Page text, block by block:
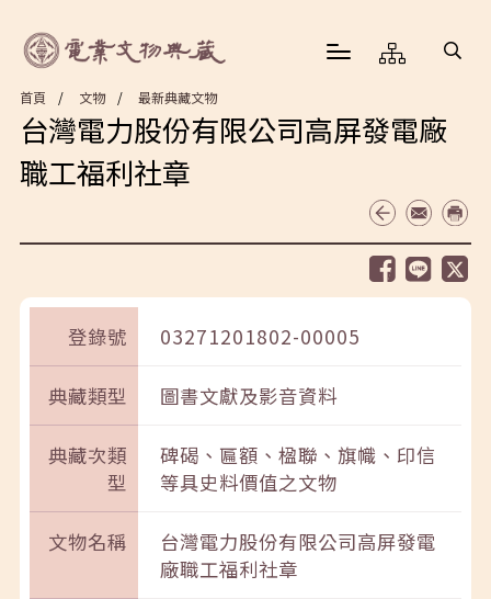
首頁 文物 最新典藏文物
台灣電力股份有限公司高屏發電廠
職工福利社章
登錄號 03271201802-00005
典藏類型 圖書文獻及影音資料
典藏次類
型
碑碣、匾額、楹聯、旗幟、印信
等具史料價值之文物
文物名稱
台灣電力股份有限公司高屏發電
廠職工福利社章